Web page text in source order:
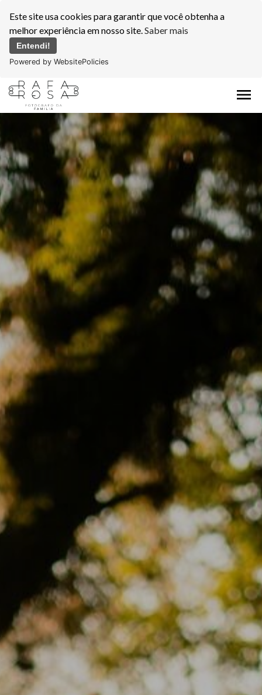
Este site usa cookies para garantir que você obtenha a
melhor experiência em nosso site.Saber mais
Entendi!
Powered by WebsitePolicies
menu